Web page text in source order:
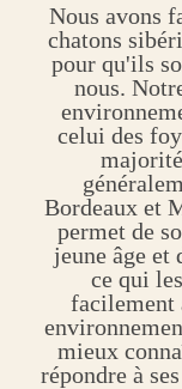
Nous avons
chatons
pour qu'ils
nous.
celui des
Bordeaux et
permet de
jeune âge
ce qui
facilement
mieux
répondre à